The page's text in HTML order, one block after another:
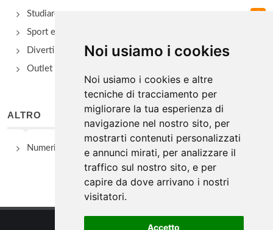
Noi usiamo i cookies
Noi usiamo i cookies e altre
tecniche di tracciamento per
migliorare la tua esperienza di
navigazione nel nostro sito, per
mostrarti contenuti personalizzati
e annunci mirati, per analizzare il
traffico sul nostro sito, e per
capire da dove arrivano i nostri
visitatori.
Accetto
Studiare
Sport e Benessere
Divertimento e Natura
Outlet e spacci aziendali
ALTRO
Numeri Utili